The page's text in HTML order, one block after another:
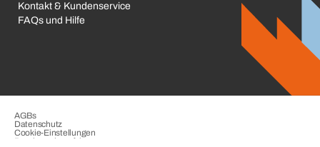
Kontakt & Kundenservice
FAQs und Hilfe
AGBs
Datenschutz
Cookie-Einstellungen
Beschwerdeverfahren